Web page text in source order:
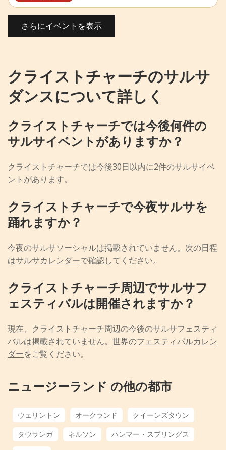
さらにイベントを表示
クライストチャーチのサルサ
ダンスについて詳しく
クライストチャーチでは今後何件の
サルサイベントがありますか？
クライストチャーチでは今後30日以内に2件のサルサイベ
ントがあります。
クライストチャーチで今夜サルサを
踊れますか？
今夜のサルサソーシャルは掲載されていません。次の日程
はサルサカレンダーで確認してください。
クライストチャーチ周辺でサルサフ
ェスティバルは開催されますか？
現在、クライストチャーチ周辺の今後のサルサフェスティ
バルは掲載されていません。 世界のフェスティバルカレン
ダーをご覧ください。
ニュージーランド の他の都市
ウェリントン オークランド
クイーンズタウン
タウランガ
ネルソン
ハンマー・スプリングス